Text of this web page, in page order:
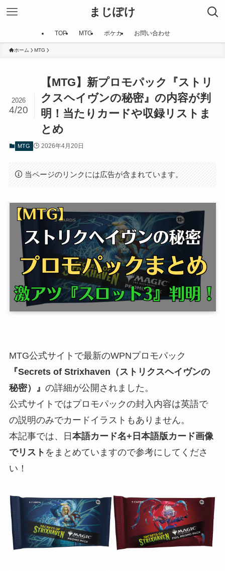
まじぽけ
TOP MTG ポケカ お問い合わせ
ホーム MTG
【MTG】新プロモパック『ストリ
クスヘイヴンの秘密』の内容が判
明！当たりカードや収録リストま
とめ
2026
4/20
MTG 2026年4月20日
当ページのリンクには広告が含まれています。
MTG公式サイトで最新のWPNプロモパック
『Secrets of Strixhaven（ストリクスヘイヴンの
秘密）』 の詳細が公開されました。
公式サイトではプロモパックの封入内容は英語で
の説明のみでカードイラストもありません。
本記事では、日 本語カード名+日本語版カード画像
でリスト をまとめていますので参考にしてくださ
い！